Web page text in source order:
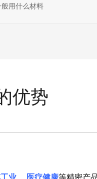
用什么材料
优势